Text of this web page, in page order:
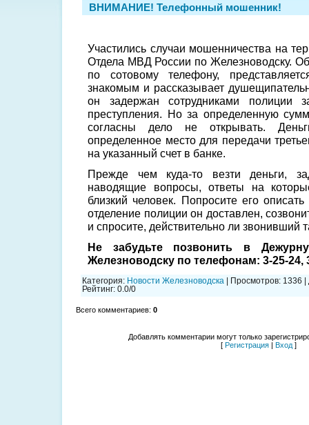
ВНИМАНИЕ! Телефонный мошенник!
Участились случаи мошенничества на
Отдела МВД России по Железноводску.
по сотовому телефону,
знакомым и рассказывает
он задержан сотрудниками полиции
преступления. Но за определенную
согласны дело не открывать.
определенное место для передачи
на указанный счет в банке.
Прежде чем куда-то везти деньги,
наводящие вопросы, ответы на
близкий человек. Попросите его
отделение полиции он доставлен,
и спросите, действительно ли звонивший
Не забудьте позвонить в
Железноводску по телефонам: 3-25-24,
Категория: Новости Железноводска Просмотров: 1336 |
Рейтинг: 0.0/0
Всего комментариев: 0
Добавлять комментарии могут только
[ Регистрация | Вход ]